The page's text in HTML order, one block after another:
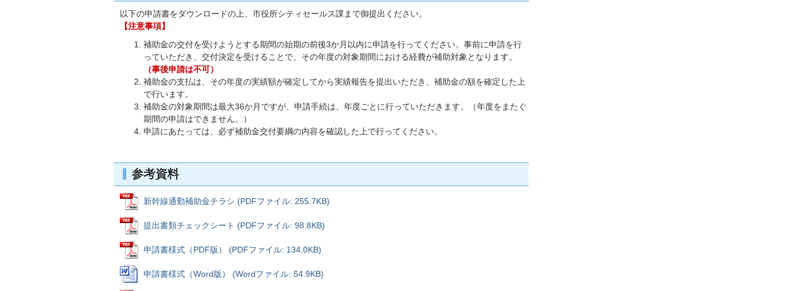
以下の申請書をダウンロードの上、市役所シティセールス課まで御提出ください。
【注意事項】
補助金の交付を受けようとする期間の始期の前後3か月以内に申請を行ってください。事前に申請を行
っていただき、交付決定を受けることで、その年度の対象期間における経費が補助対象となります。
（事後申請は不可）
補助金の支払は、その年度の実績額が確定してから実績報告を提出いただき、補助金の額を確定した上
で行います。
補助金の対象期間は最大36か月ですが、申請手続は、年度ごとに行っていただきます。（年度をまたぐ
期間の申請はできません。）
申請にあたっては、必ず補助金交付要綱の内容を確認した上で行ってください。
参考資料
新幹線通勤補助金チラシ (PDFファイル: 255.7KB)
提出書類チェックシート (PDFファイル: 98.8KB)
申請書様式（PDF版） (PDFファイル: 134.0KB)
申請書様式（Word版） (Wordファイル: 54.9KB)